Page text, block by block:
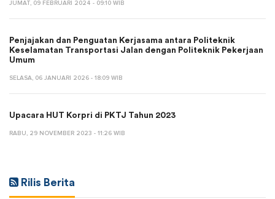
JUMAT, 09 FEBRUARI 2024 - 09:10 WIB
Penjajakan dan Penguatan Kerjasama antara Politeknik
Keselamatan Transportasi Jalan dengan Politeknik Pekerjaan
Umum
SELASA, 06 JANUARI 2026 - 18:09 WIB
Upacara HUT Korpri di PKTJ Tahun 2023
RABU, 29 NOVEMBER 2023 - 11:26 WIB
Rilis Berita